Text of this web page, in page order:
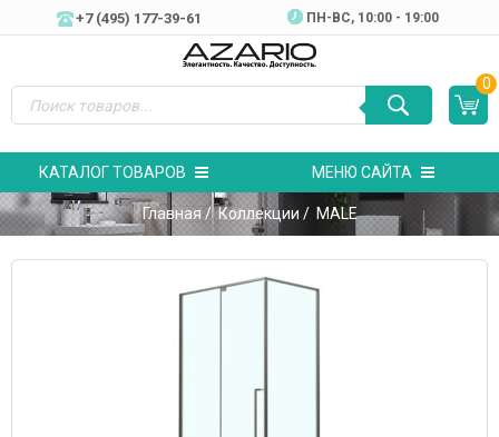
+7 (495) 177-39-61 ПН-ВC, 10:00 - 19:00
0
КАТАЛОГ ТОВАРОВ МЕНЮ САЙТА
Главная/Коллекции / MALE